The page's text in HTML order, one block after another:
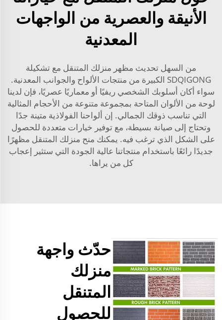
الأنيقة والعصرية من الواجهات
المعدنية
من السهل تحديث مظهر منزلك المتنقل مع تشكيلة
SDQIGONG الكبيرة من منتجات الألواح والجوانب المعدنية.
سواء أكان أسلوبك الشخصي ريفيًا أو معماريًا عصريًا، فإن لدينا
لوحة من الألوان المتاحة بمجموعة متنوعة من الأحجام المثالية
التي تناسب ذوقك الجمالي. إن ألواحنا الفولاذية متينة جدًا
وتحتاج إلى صيانة بسيطة، مع توفير خيارات متعددة للحصول
على الشكل الذي ترغب فيه. يمكنك منح منزلك المتنقل مظهرًا
جديدًا رائعًا باستخدام منتجاتنا عالية الجودة التي ستثير إعجاب
كل من يراها.
حدّث واجهة
منزلك
المتنقل
للحصول